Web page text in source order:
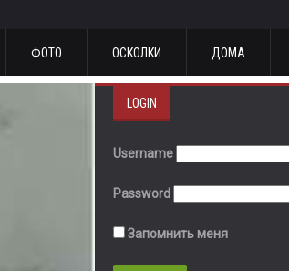
ФОТО ОСКОЛКИ ДОМА
LOGIN
Username
Password
Запомнить меня